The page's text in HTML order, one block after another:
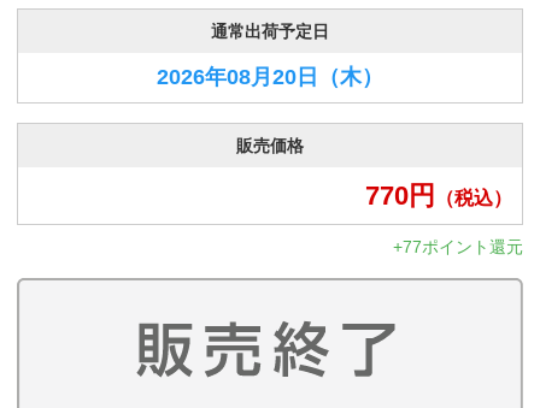
通常出荷予定日
2026年08月20日 （木）
販売価格
770円 （税込）
+77ポイント還元